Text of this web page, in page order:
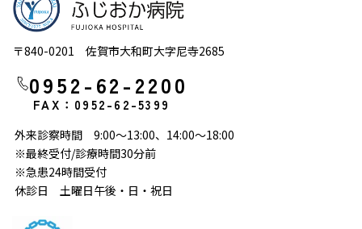
〒840-0201 佐賀市大和町大字尼寺2685
0952-62-2200
FAX：0952-62-5399
外来診察時間 9:00～13:00、14:00～18:00
※最終受付/診療時間30分前
※急患24時間受付
休診日 土曜日午後・日・祝日